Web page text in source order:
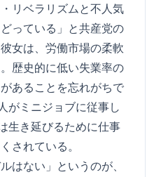
リベラリズムと不人気
っている」と共産党の
女は、労働市場の柔軟
歴史的に低い失業率の
あることを忘れがちで
がミニジョブに従事し
生き延びるために仕事
されている。
はない」というのが、